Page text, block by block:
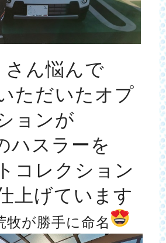
さん悩んで
ただいたオプ
ョンが
ハスラーを
コレクション
上げています
が勝手に命名